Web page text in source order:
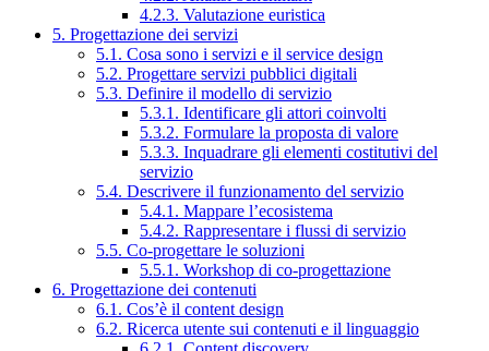
4.2.3. Valutazione euristica
5. Progettazione dei servizi
5.1. Cosa sono i servizi e il service design
5.2. Progettare servizi pubblici digitali
5.3. Definire il modello di servizio
5.3.1. Identificare gli attori coinvolti
5.3.2. Formulare la proposta di valore
5.3.3. Inquadrare gli elementi costitutivi del
servizio
5.4. Descrivere il funzionamento del servizio
5.4.1. Mappare l’ecosistema
5.4.2. Rappresentare i flussi di servizio
5.5. Co-progettare le soluzioni
5.5.1. Workshop di co-progettazione
6. Progettazione dei contenuti
6.1. Cos’è il content design
6.2. Ricerca utente sui contenuti e il linguaggio